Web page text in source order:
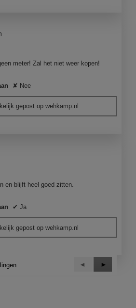
meter! Zal het niet weer kopen!
✘ Nee
gepost op wehkamp.nl
en blijft heel goed zitten.
✔ Ja
gepost op wehkamp.nl
Vorige
Reviews
◄
Volgende
Reviews
►